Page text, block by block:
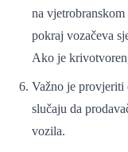
na
pokraj vozačeva
Ako je
Važno je provjeriti
slučaju da
vozila.